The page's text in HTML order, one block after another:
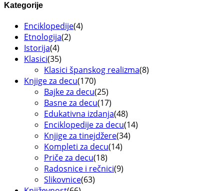
Kategorije
Enciklopedije(4)
Etnologija(2)
Istorija(4)
Klasici(35)
Klasici španskog realizma(8)
Knjige za decu(170)
Bajke za decu(25)
Basne za decu(17)
Edukativna izdanja(48)
Enciklopedije za decu(14)
Knjige za tinejdžere(34)
Kompleti za decu(14)
Priče za decu(18)
Radosnice i rečnici(9)
Slikovnice(63)